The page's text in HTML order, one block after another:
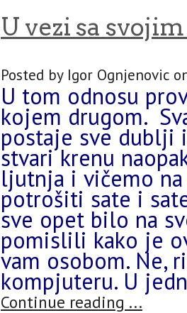
U vezi sa
Posted by Igor Ognjenovic
U tom odnosu
kojem drugom.
postaje sve dublji
stvari krenu
ljutnja i vičemo
potrošiti sate i
sve opet bilo na
pomislili kako je
vam osobom. Ne,
kompjuteru. U
Continue reading ...